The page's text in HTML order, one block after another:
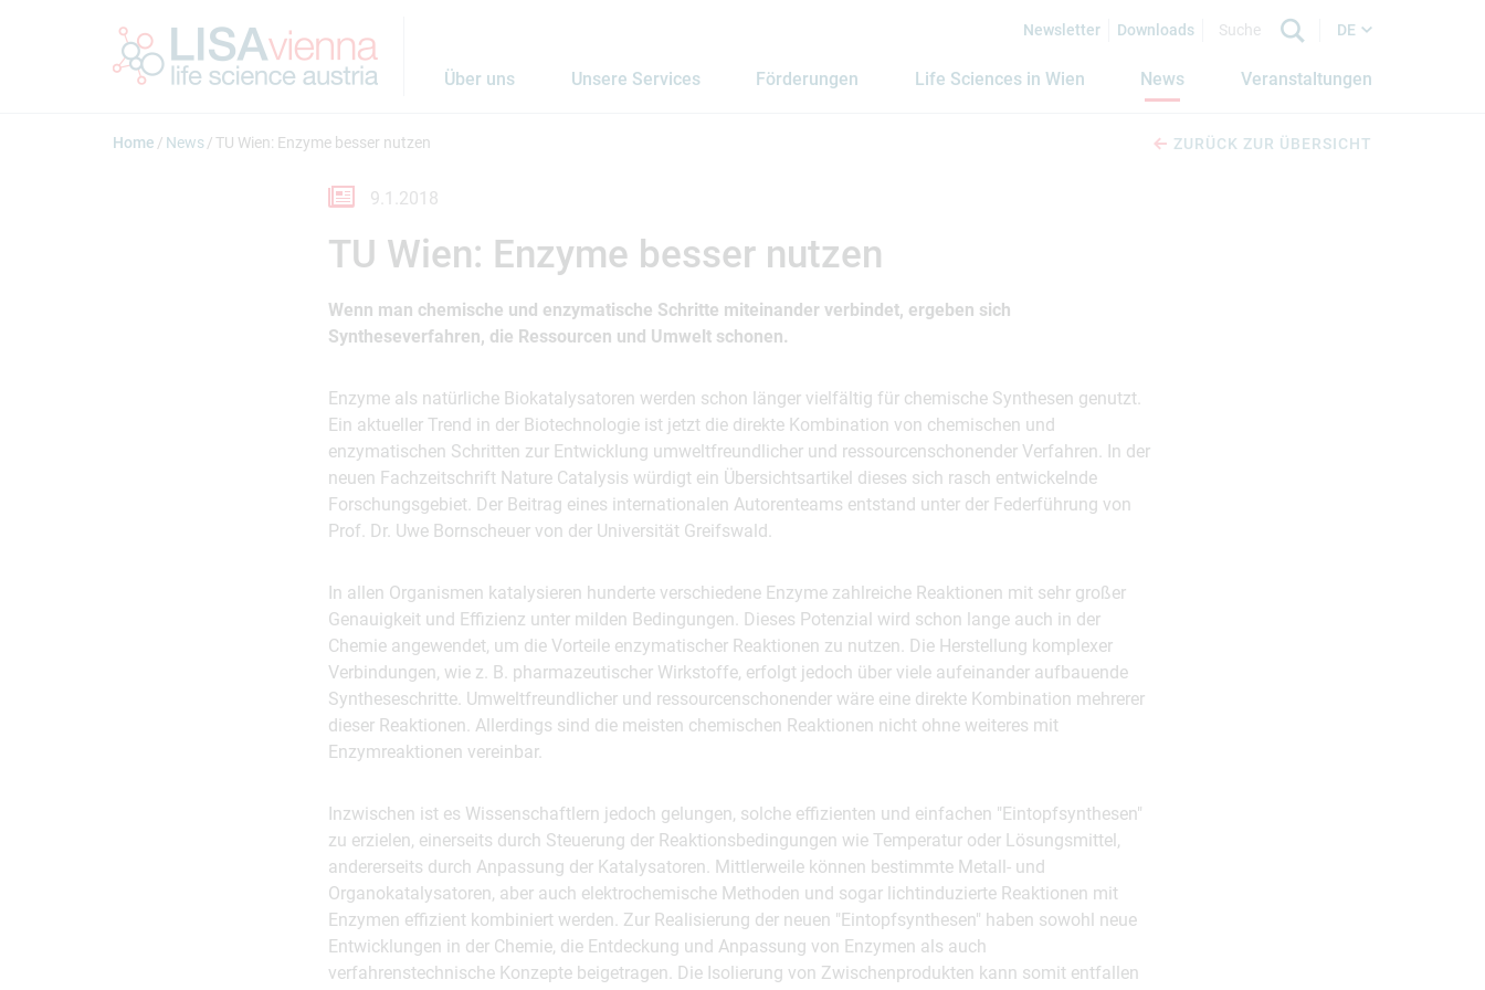
Newsletter Downloads DE
Über uns Unsere Services Förderungen Life Sciences in Wien News Veranstaltungen
Home News TU Wien: Enzyme besser nutzen ZURÜCK ZUR ÜBERSICHT
9.1.2018
TU Wien: Enzyme besser nutzen
Wenn man chemische und enzymatische Schritte miteinander verbindet, ergeben sich
Syntheseverfahren, die Ressourcen und Umwelt schonen.
Enzyme als natürliche Biokatalysatoren werden schon länger vielfältig für chemische Synthesen genutzt.
Ein aktueller Trend in der Biotechnologie ist jetzt die direkte Kombination von chemischen und
enzymatischen Schritten zur Entwicklung umweltfreundlicher und ressourcenschonender Verfahren. In der
neuen Fachzeitschrift Nature Catalysis würdigt ein Übersichtsartikel dieses sich rasch entwickelnde
Forschungsgebiet. Der Beitrag eines internationalen Autorenteams entstand unter der Federführung von
Prof. Dr. Uwe Bornscheuer von der Universität Greifswald.
In allen Organismen katalysieren hunderte verschiedene Enzyme zahlreiche Reaktionen mit sehr großer
Genauigkeit und Effizienz unter milden Bedingungen. Dieses Potenzial wird schon lange auch in der
Chemie angewendet, um die Vorteile enzymatischer Reaktionen zu nutzen. Die Herstellung komplexer
Verbindungen, wie z. B. pharmazeutischer Wirkstoffe, erfolgt jedoch über viele aufeinander aufbauende
Syntheseschritte. Umweltfreundlicher und ressourcenschonender wäre eine direkte Kombination mehrerer
dieser Reaktionen. Allerdings sind die meisten chemischen Reaktionen nicht ohne weiteres mit
Enzymreaktionen vereinbar.
Inzwischen ist es Wissenschaftlern jedoch gelungen, solche effizienten und einfachen "Eintopfsynthesen"
zu erzielen, einerseits durch Steuerung der Reaktionsbedingungen wie Temperatur oder Lösungsmittel,
andererseits durch Anpassung der Katalysatoren. Mittlerweile können bestimmte Metall- und
Organokatalysatoren, aber auch elektrochemische Methoden und sogar lichtinduzierte Reaktionen mit
Enzymen effizient kombiniert werden. Zur Realisierung der neuen "Eintopfsynthesen" haben sowohl neue
Entwicklungen in der Chemie, die Entdeckung und Anpassung von Enzymen als auch
verfahrenstechnische Konzepte beigetragen. Die Isolierung von Zwischenprodukten kann somit entfallen